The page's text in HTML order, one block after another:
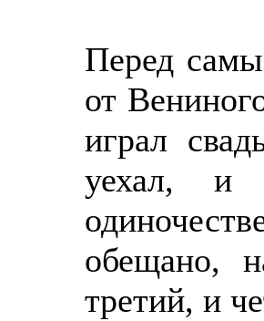
Перед
от
играл
уехал, и
обещано,
третий, и